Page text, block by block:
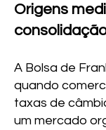
Origens
A Bolsa de
quando
taxas de
um mercado